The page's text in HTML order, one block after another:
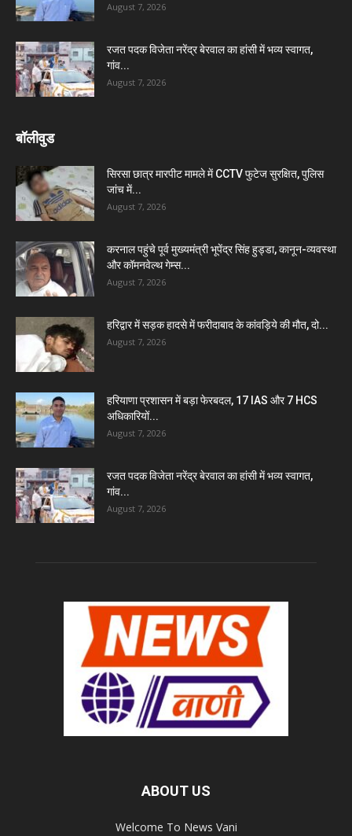
August 7, 2026
रजत पदक विजेता नरेंद्र बेरवाल का हांसी में भव्य स्वागत,
गांव...
August 7, 2026
बॉलीवुड
सिरसा छात्र मारपीट मामले में CCTV फुटेज सुरक्षित, पुलिस
जांच में...
August 7, 2026
करनाल पहुंचे पूर्व मुख्यमंत्री भूपेंद्र सिंह हुड्डा, कानून-व्यवस्था
और कॉमनवेल्थ गेम्स...
August 7, 2026
हरिद्वार में सड़क हादसे में फरीदाबाद के कांवड़िये की मौत, दो...
August 7, 2026
हरियाणा प्रशासन में बड़ा फेरबदल, 17 IAS और 7 HCS
अधिकारियों...
August 7, 2026
रजत पदक विजेता नरेंद्र बेरवाल का हांसी में भव्य स्वागत,
गांव...
August 7, 2026
ABOUT US
Welcome To News Vani